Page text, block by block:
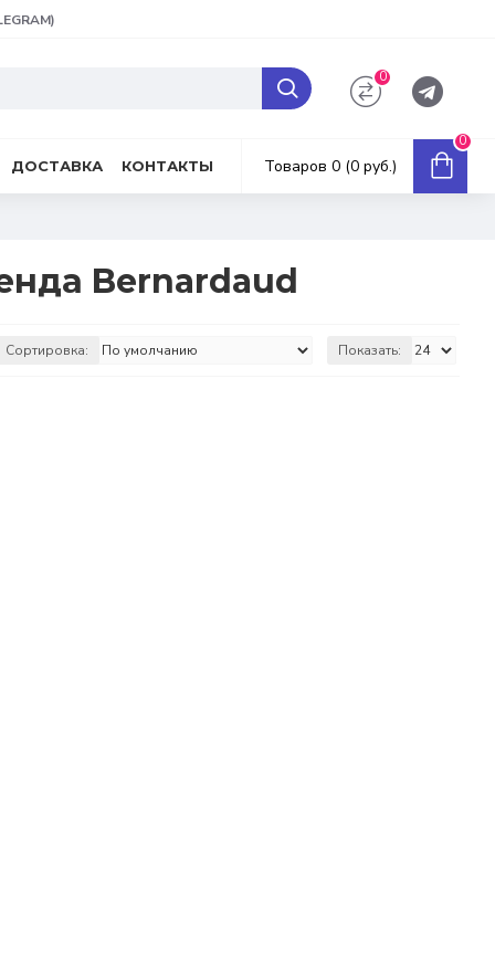
0
ДОСТАВКА КОНТАКТЫ Товаров 0 (0 руб.)
0
Bernardaud
Сортировка: Показать: